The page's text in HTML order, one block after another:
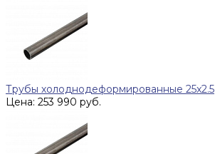
Трубы холоднодеформированные 25x2.5
Цена: 253 990 руб.